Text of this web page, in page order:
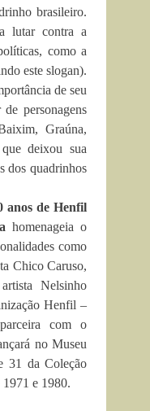
brasileiro.
lutar contra a
como a
este slogan).
de seu
personagens
Graúna,
deixou sua
dos quadrinhos
anos de Henfil
homenageia o
como
Chico Caruso,
Nelsinho
Henfil –
com o
no Museu
31 da Coleção
e 1980.